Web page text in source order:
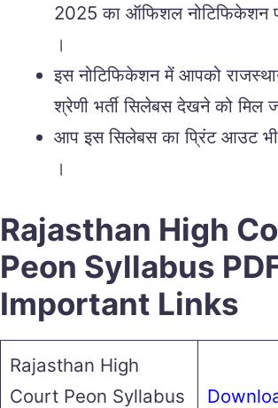
2025 का ऑफिशल नोटिफिकेशन
।
इस नोटिफिकेशन में आपको
श्रेणी भर्ती सिलेबस देखने को मिल
आप इस सिलेबस का प्रिंट आउट
।
Rajasthan High
Peon Syllabus
Important Links
Rajasthan High
Court Peon Syllabus